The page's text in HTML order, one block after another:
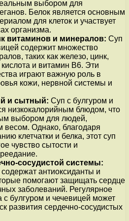
выбором для
Белок является основным
для клеток и участвует
организма.
витаминов и минералов: Суп
содержит множество
таких как железо, цинк,
и витамин В6. Эти
играют важную роль в
кожи, нервной системы и
и сытный: Суп с булгуром и
низкокалорийным блюдом, что
выбором для людей,
весом. Однако, благодаря
клетчатки и белка, этот суп
чувство сытости и
сосудистой системы:
антиоксиданты и
помогают защищать сердце
заболеваний. Регулярное
с булгуром и чечевицей может
развития сердечно-сосудистых